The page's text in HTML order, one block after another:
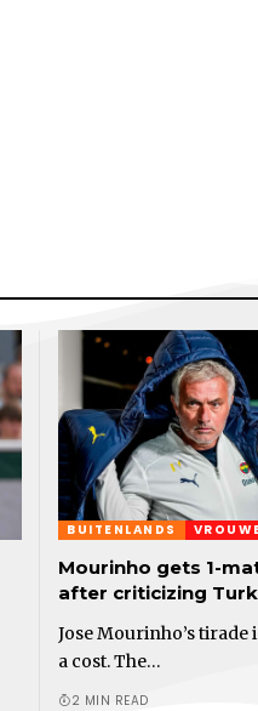
BUITENLANDS
Mourinho gets 1-
after criticizing
Jose Mourinho’s tirade
a cost. The…
2 MIN READ